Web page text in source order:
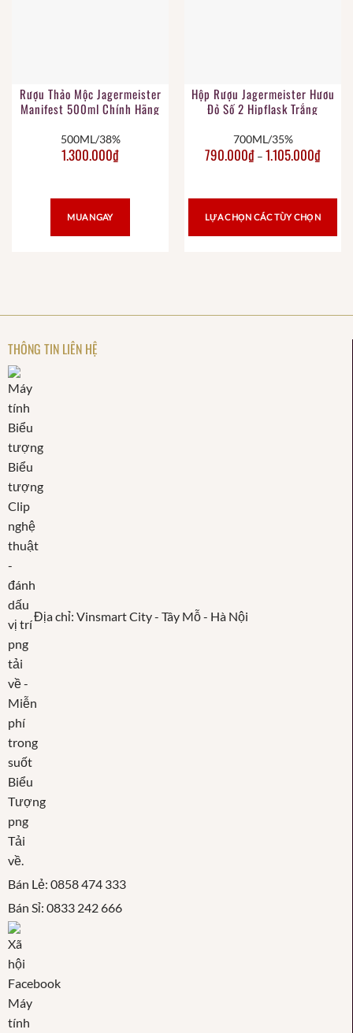
Rượu Thảo Mộc Jagermeister
Manifest 500ml Chính Hãng
500ML/38%
1.300.000₫
MUA NGAY
Hộp Rượu Jagermeister Hươu
Đỏ Số 2 Hipflask Trắng
700ML/35%
790.000₫ – 1.105.000₫
LỰA CHỌN CÁC TÙY CHỌN
THÔNG TIN LIÊN HỆ
Địa chỉ: Vinsmart City - Tây Mỗ - Hà Nội
Bán Lẻ: 0858 474 333
Bán Sỉ: 0833 242 666